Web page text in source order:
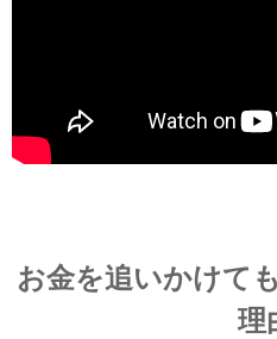
お金を追いかけて
理